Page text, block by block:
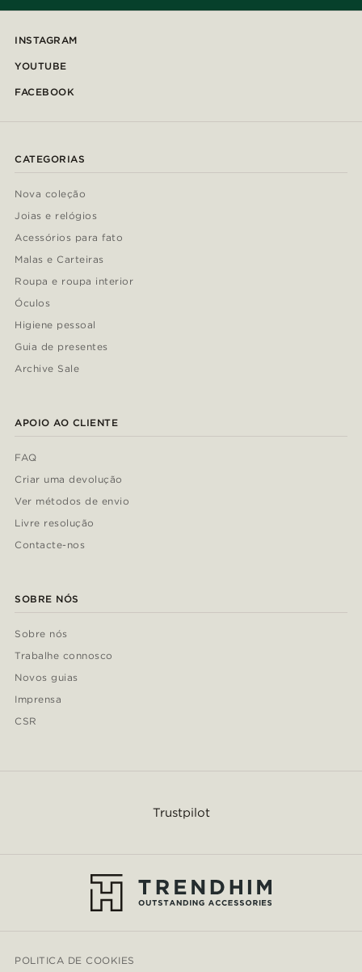
INSTAGRAM
YOUTUBE
FACEBOOK
CATEGORIAS
Nova coleção
Joias e relógios
Acessórios para fato
Malas e Carteiras
Roupa e roupa interior
Óculos
Higiene pessoal
Guia de presentes
Archive Sale
APOIO AO CLIENTE
FAQ
Criar uma devolução
Ver métodos de envio
Livre resolução
Contacte-nos
SOBRE NÓS
Sobre nós
Trabalhe connosco
Novos guias
Imprensa
CSR
Trustpilot
POLITICA DE COOKIES